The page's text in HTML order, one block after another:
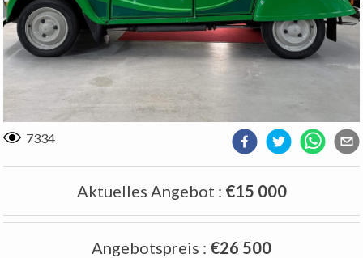
7334
Aktuelles Angebot : €15 000
Angebotspreis : €26 500